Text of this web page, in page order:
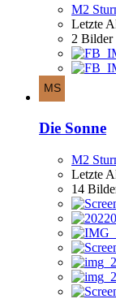
M2
Letzte
2 Bilder
Die Sonne
M2
Letzte
14